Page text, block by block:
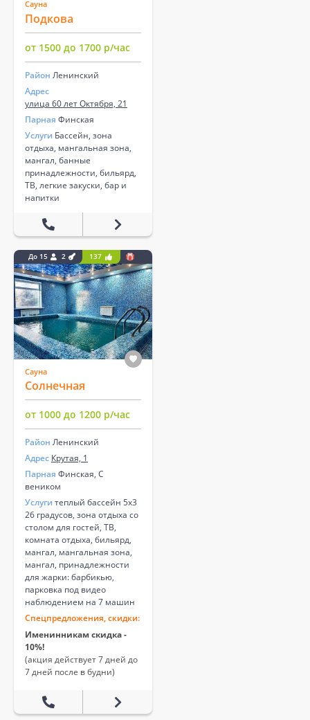
Сауна
Подкова
от 1500 до 1700 р/час
Район Ленинский
Адрес
улица 60 лет Октября, 21
Парная Финская
Услуги Бассейн, зона
отдыха, мангальная зона,
мангал, банные
принадлежности, бильярд,
ТВ, легкие закуски, бар и
напитки
До 15 2 137
Сауна
Солнечная
от 1000 до 1200 р/час
Район Ленинский
Адрес Крутая, 1
Парная Финская, С
веником
Услуги теплый бассейн 5х3
26 градусов, зона отдыха со
столом для гостей, ТВ,
комната отдыха, бильярд,
мангал, мангальная зона,
мангал, принадлежности
для жарки: барбикью,
парковка под видео
наблюдением на 7 машин
Спецпредложения, скидки:
Именинникам скидка -
10%!
(акция действует 7 дней до
7 дней после в будни)